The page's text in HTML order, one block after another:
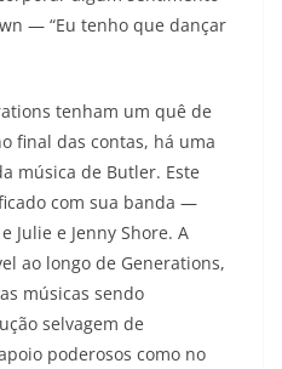
— “Eu tenho que dançar
tenham um quê de
final das contas, há uma
música de Butler. Este
com sua banda —
Julie e Jenny Shore. A
ao longo de Generations,
músicas sendo
selvagem de
poderosos como no